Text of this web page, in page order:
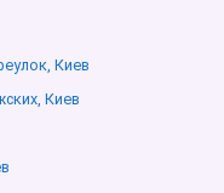
Киев
Киев